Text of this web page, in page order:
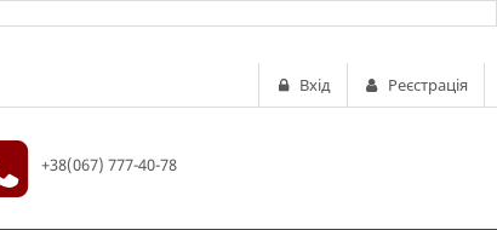
Вхід Реєстрація
+38(067) 777-40-78